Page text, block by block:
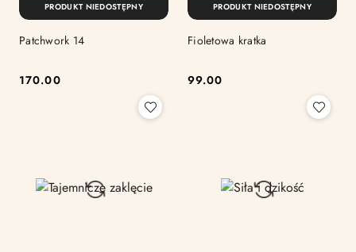
Patchwork 14
Cena:
170.00
PRODUKT NIEDOSTĘPNY
Fioletowa kratka
Cena:
99.00
PRODUKT NIEDOSTĘPNY